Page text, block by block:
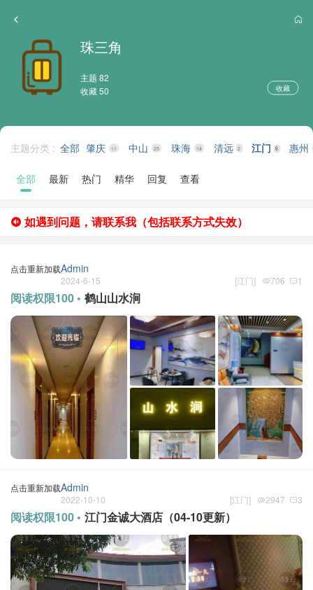
珠三角
主题 82
收藏 50
收藏
主题分类 : 全部 肇庆 11 中山 25 珠海 14 清远 2 江门 6 惠州
全部 最新 热门 精华 回复 查看
如遇到问题，请联系我（包括联系方式失效）
点击重新加载Admin
2024-6-15 1
706
[江门]
阅读权限100 • 鹤山山水涧
点击重新加载Admin
2022-10-10 3
2947
[江门]
阅读权限100 • 江门金诚大酒店（04-10更新）